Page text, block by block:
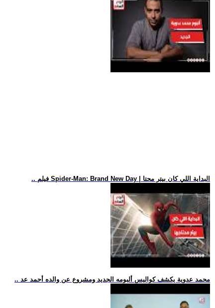
.. فيلم Spider-Man: Brand New Day | البداية اللي كان بيتر محتا
.. محمد عدوية يكشف كواليس ألبومه الجديد ومشروع عن والده أحمد عد